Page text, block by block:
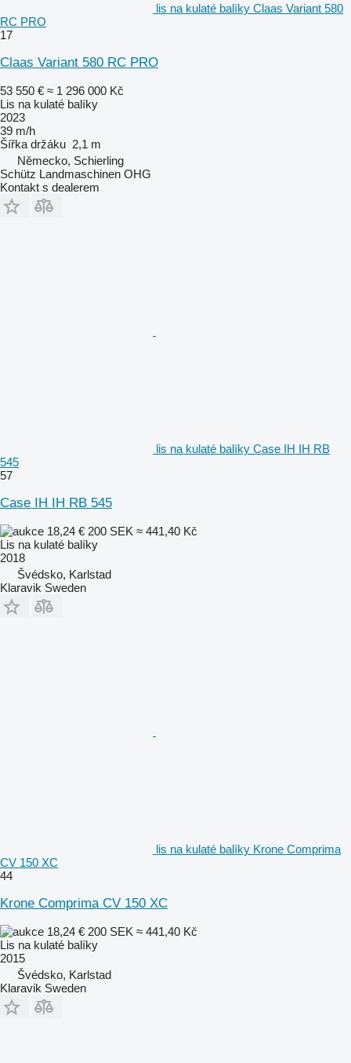
lis na kulaté balíky Claas Variant 580
RC PRO
17
Claas Variant 580 RC PRO
53 550 € ≈ 1 296 000 Kč
Lis na kulaté balíky
2023
39 m/h
Šířka držáku 2,1 m
Německo, Schierling
Schütz Landmaschinen OHG
Kontakt s dealerem
lis na kulaté balíky Case IH IH RB
545
57
Case IH IH RB 545
18,24 € 200 SEK ≈ 441,40 Kč
Lis na kulaté balíky
2018
Švédsko, Karlstad
Klaravik Sweden
lis na kulaté balíky Krone Comprima
CV 150 XC
44
Krone Comprima CV 150 XC
18,24 € 200 SEK ≈ 441,40 Kč
Lis na kulaté balíky
2015
Švédsko, Karlstad
Klaravik Sweden